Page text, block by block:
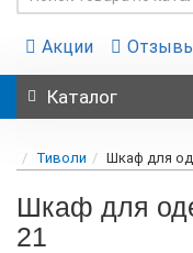
Акции
Каталог
Тиволи Шкаф для
Шкаф для
21